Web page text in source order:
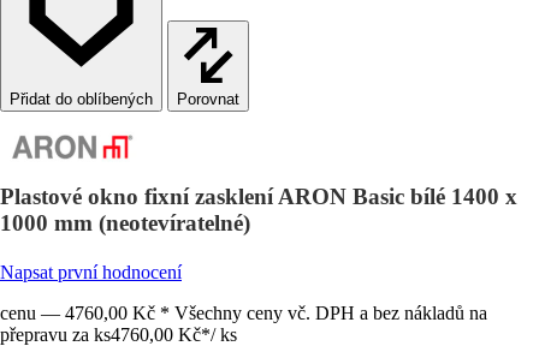
Porovnat
Plastové okno fixní zasklení ARON Basic bílé 1400 x
1000 mm (neotevíratelné)
Napsat první hodnocení
cenu — 4760,00 Kč * Všechny ceny vč. DPH a bez nákladů na
přepravu za ks4760,00 Kč*/ ks